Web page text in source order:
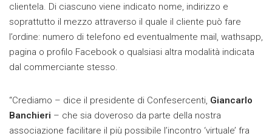
clientela. Di ciascuno viene indicato nome, indirizzo e
soprattutto il mezzo attraverso il quale il cliente può fare
l’ordine: numero di telefono ed eventualmente mail, wathsapp,
pagina o profilo Facebook o qualsiasi altra modalità indicata
dal commerciante stesso.
“Crediamo – dice il presidente di Confesercenti, Giancarlo
Banchieri – che sia doveroso da parte della nostra
associazione facilitare il più possibile l’incontro ‘virtuale’ fra